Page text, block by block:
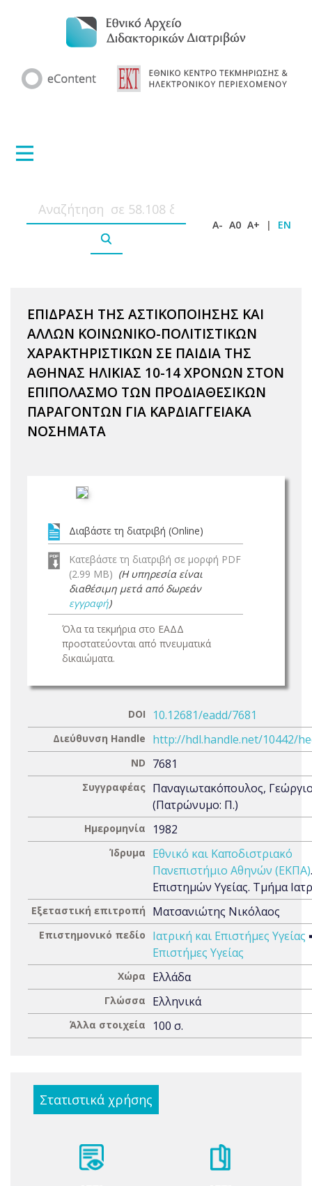
A- A0 A+ | EN
ΕΠΙΔΡΑΣΗ ΤΗΣ ΑΣΤΙΚΟΠΟΙΗΣΗΣ ΚΑΙ
ΑΛΛΩΝ ΚΟΙΝΩΝΙΚΟ-ΠΟΛΙΤΙΣΤΙΚΩΝ
ΧΑΡΑΚΤΗΡΙΣΤΙΚΩΝ ΣΕ ΠΑΙΔΙΑ ΤΗΣ
ΑΘΗΝΑΣ ΗΛΙΚΙΑΣ 10-14 ΧΡΟΝΩΝ ΣΤΟΝ
ΕΠΙΠΟΛΑΣΜΟ ΤΩΝ ΠΡΟΔΙΑΘΕΣΙΚΩΝ
ΠΑΡΑΓΟΝΤΩΝ ΓΙΑ ΚΑΡΔΙΑΓΓΕΙΑΚΑ
ΝΟΣΗΜΑΤΑ
Διαβάστε τη διατριβή (Online)
Κατεβάστε τη διατριβή σε μορφή PDF
(2.99 MB) (Η υπηρεσία είναι
διαθέσιμη μετά από δωρεάν
εγγραφή)
Όλα τα τεκμήρια στο ΕΑΔΔ
προστατεύονται από πνευματικά
δικαιώματα.
DOI 10.12681/eadd/7681
Διεύθυνση Handle http://hdl.handle.net/10442/
ND 7681
Συγγραφέας Παναγιωτακόπουλος,
(Πατρώνυμο: Π.)
Ημερομηνία 1982
Ίδρυμα
Εθνικό και Καποδιστριακό
Πανεπιστήμιο Αθηνών (ΕΚΠΑ)
Επιστημών Υγείας. Τμήμα
Εξεταστική επιτροπή Ματσανιώτης Νικόλαος
Επιστημονικό πεδίο Ιατρική και Επιστήμες Υγείας
Επιστήμες Υγείας
Χώρα Ελλάδα
Γλώσσα Ελληνικά
Άλλα στοιχεία 100 σ.
Στατιστικά χρήσης